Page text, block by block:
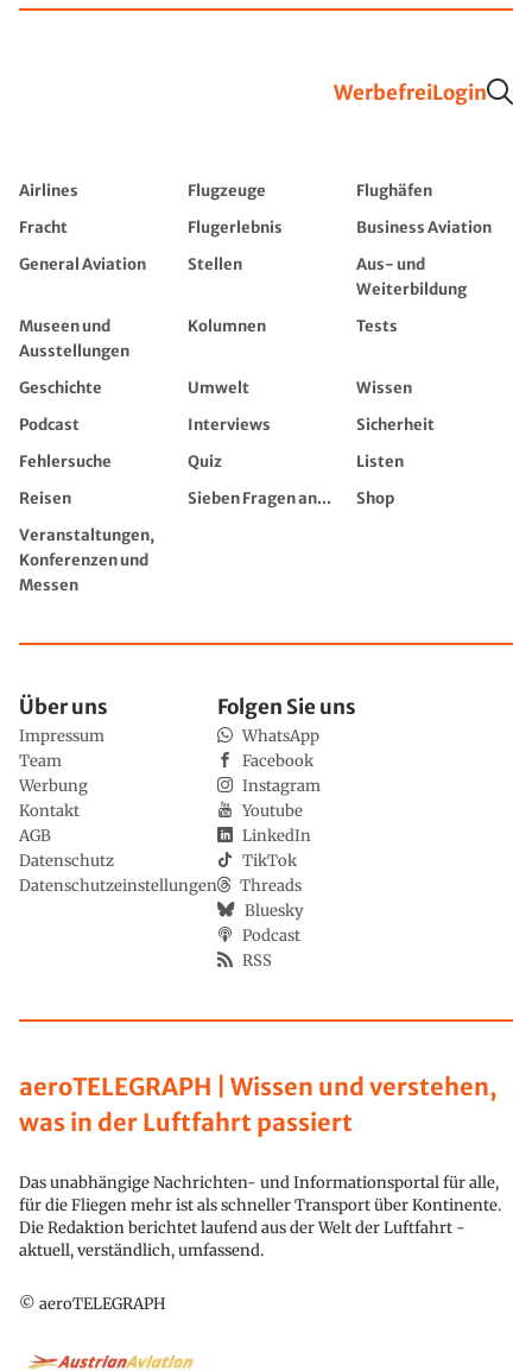
WerbefreiLogin
Airlines Flugzeuge
Flughäfen
Fracht
Flugerlebnis
Business Aviation
General Aviation
Stellen
Aus- und
Weiterbildung
Museen und
Ausstellungen
Kolumnen Tests
Geschichte Umwelt
Wissen
Podcast
Interviews
Sicherheit
Fehlersuche
Quiz
Listen
Reisen
Sieben Fragen an...
Shop
Veranstaltungen,
Konferenzen und
Messen
aeroTELEGRAPH | Wissen und verstehen,
was in der Luftfahrt passiert
Das unabhängige Nachrichten- und Informationsportal für alle,
für die Fliegen mehr ist als schneller Transport über Kontinente.
Die Redaktion berichtet laufend aus der Welt der Luftfahrt -
aktuell, verständlich, umfassend.
© aeroTELEGRAPH
Über uns
Impressum
Team
Werbung
Kontakt
AGB
Datenschutz
Datenschutzeinstellungen
Folgen Sie uns
WhatsApp
Facebook
Instagram
Youtube
LinkedIn
TikTok
Threads
Bluesky
Podcast
RSS